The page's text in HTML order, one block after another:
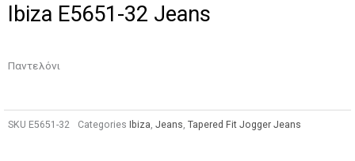
Ibiza E5651-32 Jeans
Παντελόνι
SKU E5651-32 Categories Ibiza Jeans Tapered Fit Jogger Jeans